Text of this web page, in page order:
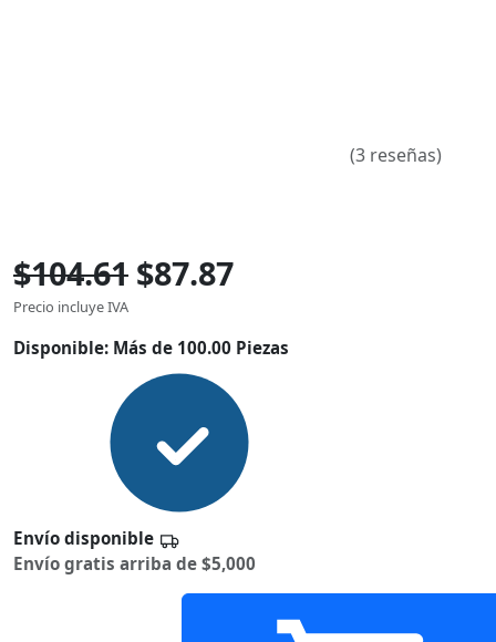
(3 reseñas)
$104.61 $87.87
Precio incluye IVA
Disponible: Más de 100.00 Piezas
Envío disponible
Envío gratis arriba de $5,000